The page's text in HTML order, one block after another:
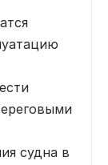
судна в